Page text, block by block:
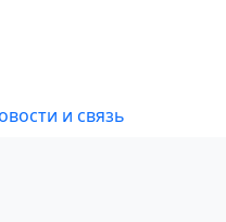
и связь